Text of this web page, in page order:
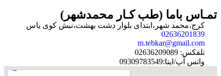
تمـاس باما (طب کـار محمدشهر)
کرج،محمد شهر،ابتدای بلوار دشت بهشت،نبش کوی یاس
02636201839
m.tebkar@gmail.com
تلفکس: 02636209089
واتس آپ/ایتا:09309783549